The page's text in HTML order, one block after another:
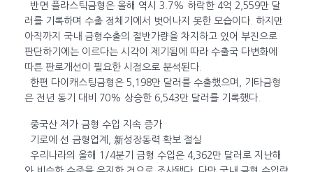
반면 플라스틱금형은 올해 역시 3.7% 하락한 4억 2,559만 달
러를 기록하며 수출 정체기에서 벗어나지 못한 모습이다. 하지만
아직까지 국내 금형수출의 절반가량을 차지하고 있어 부진으로
판단하기에는 이르다는 시각이 제기됨에 따라 수출국 다변화에
따른 판로개선이 필요한 시점으로 분석된다.
한편 다이캐스팅금형은 5,198만 달러를 수출했으며, 기타금형
은 전년 동기 대비 70% 상승한 6,543만 달러를 기록했다.
중국산 저가 금형 수입 지속 증가
기로에 선 금형업계, 新성장동력 확보 절실
우리나라의 올해 1/4분기 금형 수입은 4,362만 달러로 지난해